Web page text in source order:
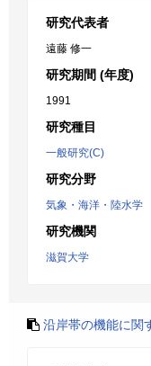
研究代表者
遠藤 修一
研究期間 (年度)
1991
研究種目
一般研究(C)
研究分野
気象・海洋・陸水学
研究機関
滋賀大学
沿岸帯の機能に関